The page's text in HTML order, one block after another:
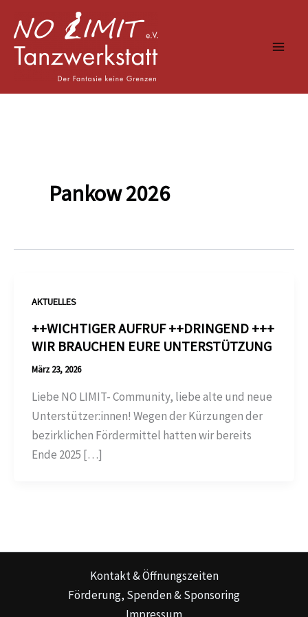
Inhalt
springen
Pankow 2026
AKTUELLES
++WICHTIGER AUFRUF ++DRINGEND +++
WIR BRAUCHEN EURE UNTERSTÜTZUNG
März 23, 2026
Liebe NO LIMIT- Community, liebe alte und neue
Unterstützer:innen! Wegen der Kürzungen der
bezirklichen Fördermittel hatten wir bereits
Ende 2025 […]
Kontakt & Öffnungszeiten
Förderung, Spenden & Sponsoring